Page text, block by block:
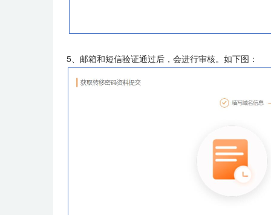
5、邮箱和短信验证通过后，会进行审核。如下图：